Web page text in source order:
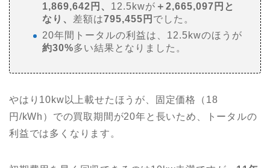
1,869,642円、 12.5kwが ＋2,665,097円と
なり、 差額は795,455円 でした。
20年間トータルの利益は、12.5kwのほうが
約30%多い結果となりました。
やはり10kw以上載せたほうが、固定価格（18
円/kWh）での買取期間が20年と長いため、トータルの
利益では多くなります。